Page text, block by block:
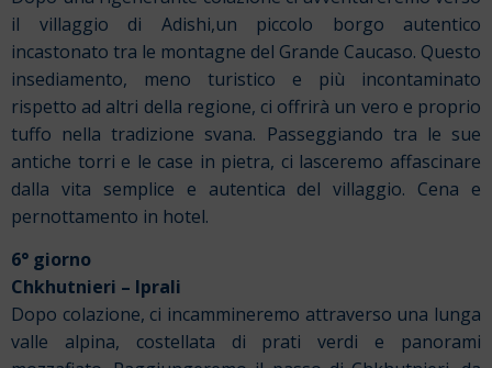
il villaggio di Adishi,un piccolo borgo autentico
incastonato tra le montagne del Grande Caucaso. Questo
insediamento, meno turistico e più incontaminato
rispetto ad altri della regione, ci offrirà un vero e proprio
tuffo nella tradizione svana. Passeggiando tra le sue
antiche torri e le case in pietra, ci lasceremo affascinare
dalla vita semplice e autentica del villaggio. Cena e
pernottamento in hotel.
6° giorno
Chkhutnieri – Iprali
Dopo colazione, ci incammineremo attraverso una lunga
valle alpina, costellata di prati verdi e panorami